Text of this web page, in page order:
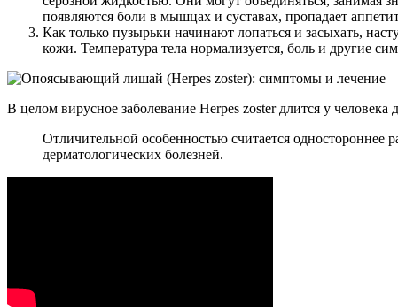
появляются боли в мышцах и суставах, пропадает
Как только пузырьки начинают лопаться и засыхать,
кожи. Температура тела нормализуется, боль и другие
В целом вирусное заболевание Herpes zoster длится у человека
Отличительной особенностью считается
дерматологических болезней.